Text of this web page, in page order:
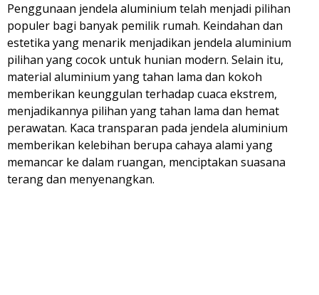
Penggunaan jendela aluminium telah menjadi pilihan
populer bagi banyak pemilik rumah. Keindahan dan
estetika yang menarik menjadikan jendela aluminium
pilihan yang cocok untuk hunian modern. Selain itu,
material aluminium yang tahan lama dan kokoh
memberikan keunggulan terhadap cuaca ekstrem,
menjadikannya pilihan yang tahan lama dan hemat
perawatan. Kaca transparan pada jendela aluminium
memberikan kelebihan berupa cahaya alami yang
memancar ke dalam ruangan, menciptakan suasana
terang dan menyenangkan.